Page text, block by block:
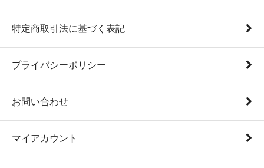
特定商取引法に基づく表記
プライバシーポリシー
お問い合わせ
マイアカウント